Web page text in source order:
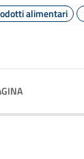
alimentari